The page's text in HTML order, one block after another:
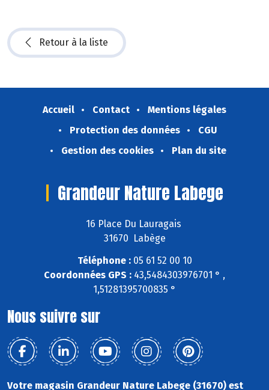
Retour à la liste
Accueil Contact
Mentions légales
Protection des données
CGU
Gestion des cookies
Plan du site
Grandeur Nature Labege
16 Place Du Lauragais
31670 Labège
Téléphone :05 61 52 00 10
Coordonnées GPS : 43,5484303976701 ° ,
1,51281395700835 °
Nous suivre sur
Votre magasin Grandeur Nature Labege (31670) est